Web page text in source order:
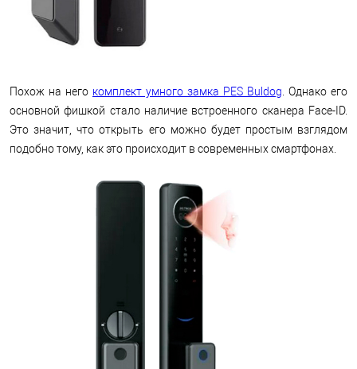
Похож на него комплект умного замка PES Buldog . Однако его
основной фишкой стало наличие встроенного сканера Face-ID.
Это значит, что открыть его можно будет простым взглядом
подобно тому, как это происходит в современных смартфонах.